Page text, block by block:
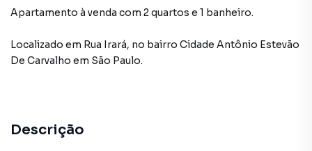
Apartamento à venda com 2 quartos e 1 banheiro.
Localizado em Rua Irará, no bairro Cidade Antônio Estevão
De Carvalho em São Paulo.
Descrição